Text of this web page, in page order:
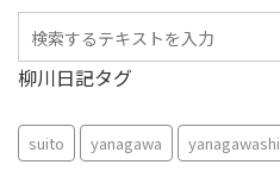
柳川日記タグ
suito yanagawa yanagawashi